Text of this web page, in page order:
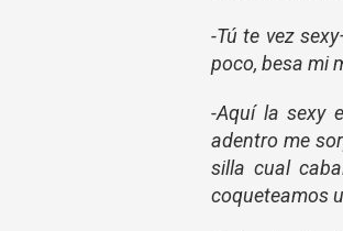
-Tú te vez
poco, besa mi
-Aquí la sexy
adentrome
silla cual
coqueteamos